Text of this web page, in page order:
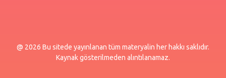
@ 2026 Bu sitede yayınlanan tüm materyalin her hakkı saklıdır.
Kaynak gösterilmeden alıntılanamaz.